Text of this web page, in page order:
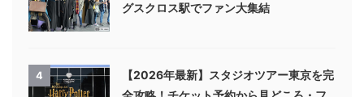
グスクロス駅でファン大集結
4
【2026年最新】スタジオツアー東京を完